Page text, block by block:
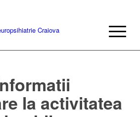
la activitatea